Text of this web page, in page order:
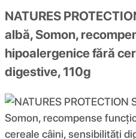
NATURES
albă, Somon,
hipoalergenice fără
digestive, 110g